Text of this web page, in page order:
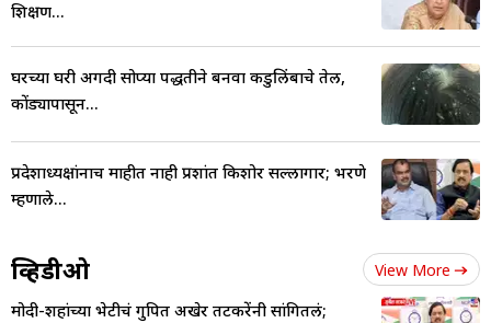
शिक्षण...
घरच्या घरी अगदी सोप्या पद्धतीने बनवा कडुलिंबाचे तेल,
कोंड्यापासून...
प्रदेशाध्यक्षांनाच माहीत नाही प्रशांत किशोर सल्लागार; भरणे
म्हणाले...
व्हिडीओ View More
मोदी-शहांच्या भेटीचं गुपित अखेर तटकरेंनी सांगितलं;